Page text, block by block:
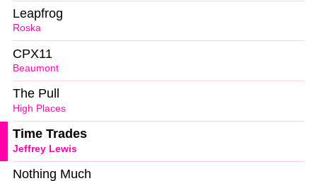
Roska
Leapfrog
Beaumont
CPX11
High Places
The Pull
Jeffrey Lewis
Time Trades
Nothing Much